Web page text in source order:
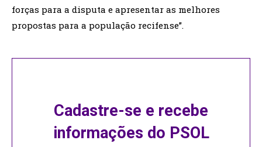
forças para a disputa e apresentar as melhores
propostas para a população recifense”.
Cadastre-se e recebe
informações do PSOL